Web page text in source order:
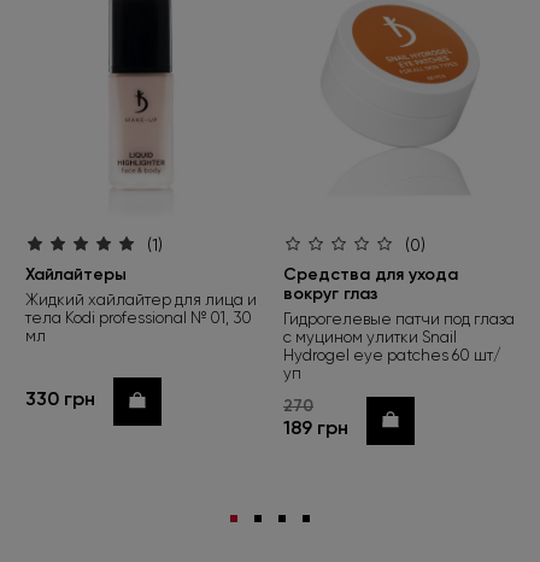
(1)
Хайлайтеры
Жидкий хайлайтер для лица и
тела Kodi professional № 01, 30
мл
330 грн Купить
(0)
Средства для ухода
вокруг глаз
Гидрогелевые патчи под глаза
с муцином улитки Snail
Hydrogel eye patches 60 шт/
уп
270
189 грн Купить